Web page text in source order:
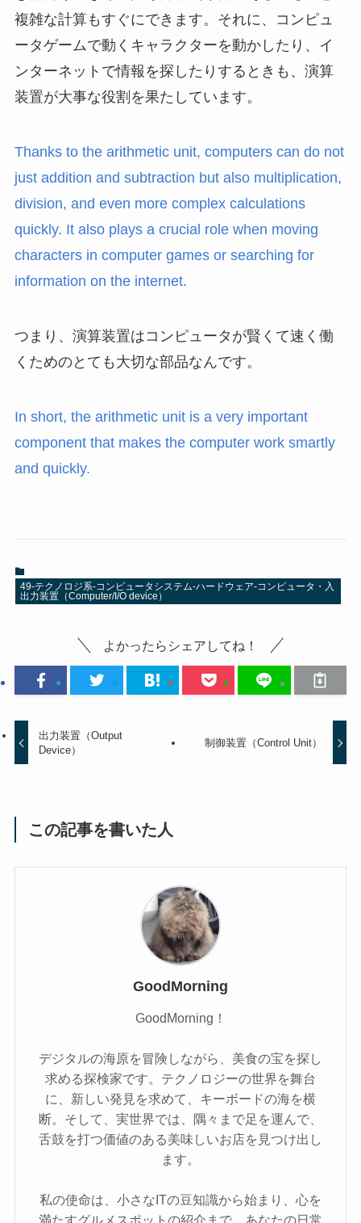
複雑な計算もすぐにできます。それに、コンピュ
ータゲームで動くキャラクターを動かしたり、イ
ンターネットで情報を探したりするときも、演算
装置が大事な役割を果たしています。
Thanks to the arithmetic unit, computers can do not
just addition and subtraction but also multiplication,
division, and even more complex calculations
quickly. It also plays a crucial role when moving
characters in computer games or searching for
information on the internet.
つまり、演算装置はコンピュータが賢くて速く働
くためのとても大切な部品なんです。
In short, the arithmetic unit is a very important
component that makes the computer work smartly
and quickly.
49-テクノロジ系-コンピュータシステム-ハードウェア-コンピュータ・入
出力装置（Computer/I/O device）
よかったらシェアしてね！
出力装置（Output
Device）
制御装置（Control Unit）
この記事を書いた人
GoodMorning
GoodMorning！
デジタルの海原を冒険しながら、美食の宝を探し
求める探検家です。テクノロジーの世界を舞台
に、新しい発見を求めて、キーボードの海を横
断。そして、実世界では、隅々まで足を運んで、
舌鼓を打つ価値のある美味しいお店を見つけ出し
ます。
私の使命は、小さなITの豆知識から始まり、心を